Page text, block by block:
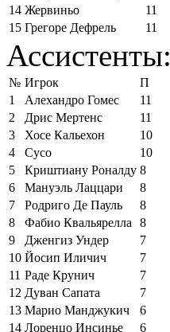
14 Жервиньо
11
15 Грегоре Дефрель 11
Ассистенты:
№ Игрок
П
1
Алехандро Гомес
11
2
Дрис Мертенс
11
3
Хосе Кальехон
10
4
Сусо
10
5
Криштиану Роналду 8
6
Мануэль Лаццари
8
7
Родриго Де Пауль
8
8
Фабио Квальярелла
8
9
Дженгиз Ундер
7
10 Йосип Иличич
7
11 Раде Крунич
7
12 Дуван Сапата
7
13 Марио Манджукич
6
14 Лоренцо Инсинье
6